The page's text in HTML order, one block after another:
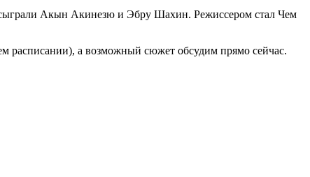
сыграли Акын Акинезю и Эбру Шахин. Режиссером стал Чем
расписании), а возможный сюжет обсудим прямо сейчас.